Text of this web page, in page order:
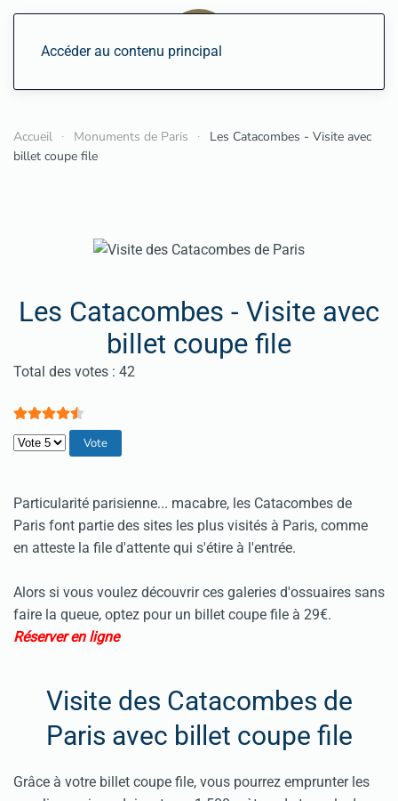
Accéder au contenu principal
Accueil Monuments de Paris
Les Catacombes - Visite avec
billet coupe file
Les Catacombes - Visite avec
billet coupe file
Vote utilisateur:4.5/
Total des votes : 42
Veuillez voter
Particularité parisienne... macabre, les Catacombes de
Paris font partie des sites les plus visités à Paris, comme
en atteste la file d'attente qui s'étire à l'entrée.
Alors si vous voulez découvrir ces galeries d'ossuaires sans
faire la queue, optez pour un billet coupe file à 29€.
Réserver en ligne
Visite des Catacombes de
Paris avec billet coupe file
Grâce à votre billet coupe file, vous pourrez emprunter les